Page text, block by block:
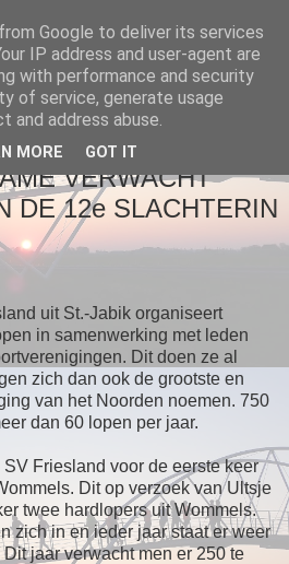
Wommels
VERWACHT
DE 12e SLACHTERIN
uit St.-Jabik organiseert
in samenwerking met leden
Dit doen ze al
zich dan ook de grootste en
van het Noorden noemen. 750
dan 60 lopen per jaar.
SV Friesland voor de eerste keer
Dit op verzoek van Ultsje
twee hardlopers uit Wommels.
zich in en ieder jaar staat er weer
Dit jaar verwacht men er 250 te
Google to deliver its services
IP address and user-agent are
with performance and security
of service, generate usage
address abuse.
MORE GOT IT